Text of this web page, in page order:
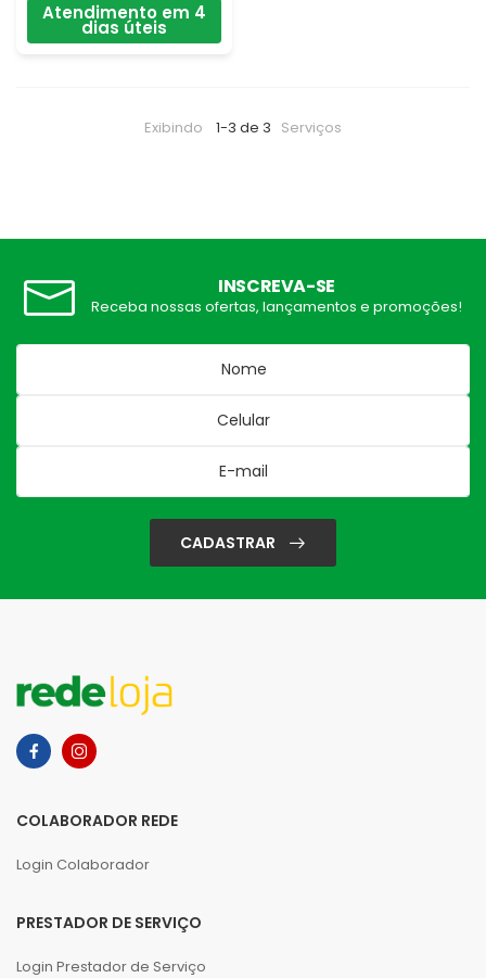
Atendimento em 4
dias úteis
Exibindo 1-3 de 3 Serviços
INSCREVA-SE
Receba nossas ofertas, lançamentos e promoções!
CADASTRAR
COLABORADOR REDE
Login Colaborador
PRESTADOR DE SERVIÇO
Login Prestador de Serviço